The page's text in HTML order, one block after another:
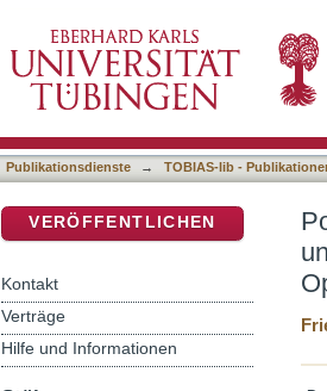
Gangbildes nach einer
Publikationsdienste → TOBIAS-lib -
VERÖFFENTLICHEN
Kontakt
Verträge
Hilfe und Informationen